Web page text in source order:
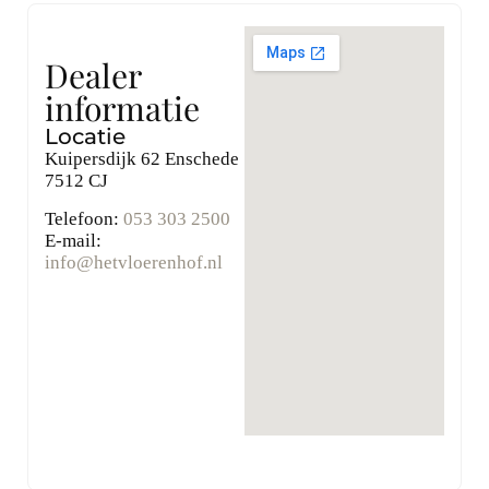
Dealer
informatie
Locatie
Kuipersdijk 62 Enschede
7512 CJ
Telefoon: 053 303 2500
E-mail:
info@hetvloerenhof.nl